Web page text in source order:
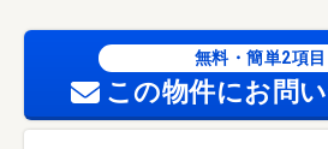
無料・簡単2項目
この物件にお問